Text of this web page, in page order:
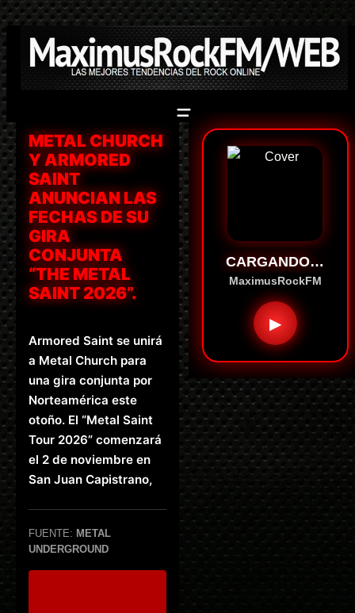
Saltar
al
contenido
METAL CHURCH
Y ARMORED
SAINT
ANUNCIAN LAS
FECHAS DE SU
GIRA
CONJUNTA
“THE METAL
SAINT 2026”.
Armored Saint se unirá
a Metal Church para
una gira conjunta por
Norteamérica este
otoño. El “Metal Saint
Tour 2026” comenzará
el 2 de noviembre en
San Juan Capistrano,
FUENTE: METAL
UNDERGROUND
CARGANDO…
MaximusRockFM
▶